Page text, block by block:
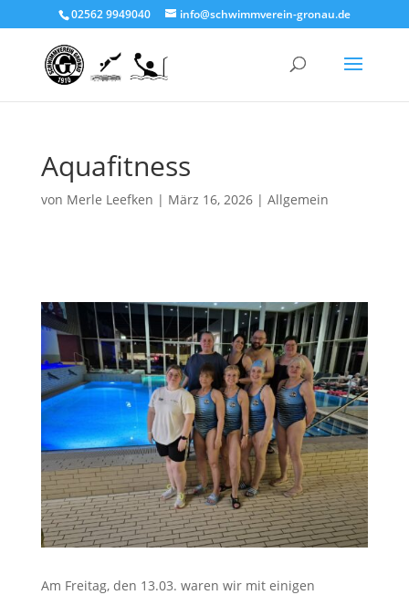
02562 9949040 info@schwimmverein-gronau.de
Aquafitness
von Merle Leefken | März 16, 2026| Allgemein
Am Freitag, den 13.03. waren wir mit einigen